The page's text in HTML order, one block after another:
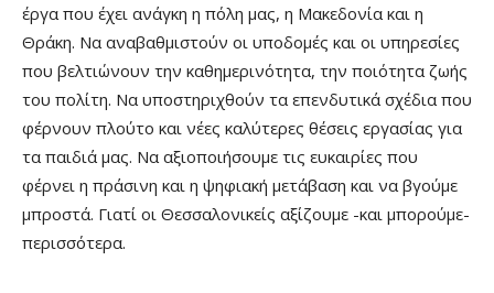
έργα που έχει ανάγκη η πόλη μας, η Μακεδονία και η
Θράκη. Να αναβαθμιστούν οι υποδομές και οι υπηρεσίες
που βελτιώνουν την καθημερινότητα, την ποιότητα ζωής
του πολίτη. Να υποστηριχθούν τα επενδυτικά σχέδια που
φέρνουν πλούτο και νέες καλύτερες θέσεις εργασίας για
τα παιδιά μας. Να αξιοποιήσουμε τις ευκαιρίες που
φέρνει η πράσινη και η ψηφιακή μετάβαση και να βγούμε
μπροστά. Γιατί οι Θεσσαλονικείς αξίζουμε -και μπορούμε-
περισσότερα.